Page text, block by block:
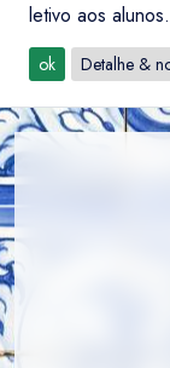
letivo aos alunos.
ok Detalhe &